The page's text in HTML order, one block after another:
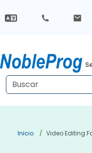
Inicio Video Editing